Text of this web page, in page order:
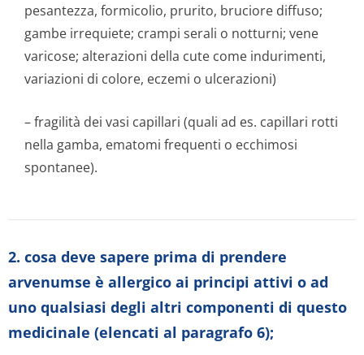
pesantezza, formicolio, prurito, bruciore diffuso;
gambe irrequiete; crampi serali o notturni; vene
varicose; alterazioni della cute come indurimenti,
variazioni di colore, eczemi o ulcerazioni)
– fragilità dei vasi capillari (quali ad es. capillari rotti
nella gamba, ematomi frequenti o ecchimosi
spontanee).
2. cosa deve sapere prima di prendere
arvenumse è allergico ai principi attivi o ad
uno qualsiasi degli altri componenti di questo
medicinale (elencati al paragrafo 6);